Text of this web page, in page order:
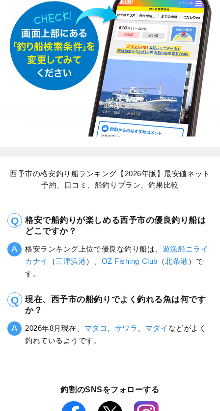
西予市の格安釣り船ランキング【2026年版】最安値ネット
予約、口コミ、船釣りプラン、釣果比較
格安で船釣りが楽しめる西予市の優良釣り船は
どこですか？
格安ランキング上位で優良な釣り船は、 遊漁船ニライ
カナイ
（三津浜港）、 OZ Fishing Club （北条港 ）で
す。
現在、西予市の船釣りでよく釣れる魚は何です
か？
2026年8月現在、 マダコ サワラ マダイ などがよく
釣れているようです。
釣割のSNSをフォローする